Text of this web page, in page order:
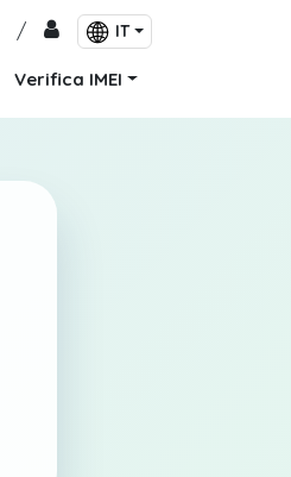
/ IT
Verifica IMEI